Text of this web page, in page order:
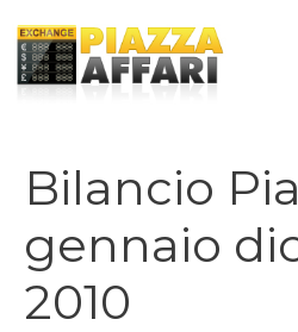
contenuto
Bilancio
gennaio
2010